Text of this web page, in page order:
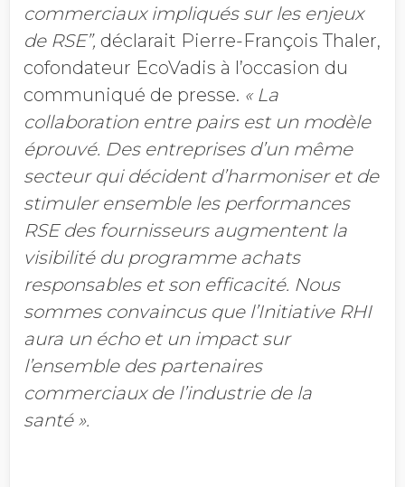
commerciaux impliqués sur les enjeux
de RSE”, déclarait Pierre-François Thaler,
cofondateur EcoVadis à l’occasion du
communiqué de presse. « La
collaboration entre pairs est un modèle
éprouvé. Des entreprises d’un même
secteur qui décident d’harmoniser et de
stimuler ensemble les performances
RSE des fournisseurs augmentent la
visibilité du programme achats
responsables et son efficacité. Nous
sommes convaincus que l’Initiative RHI
aura un écho et un impact sur
l’ensemble des partenaires
commerciaux de l’industrie de la
santé ».